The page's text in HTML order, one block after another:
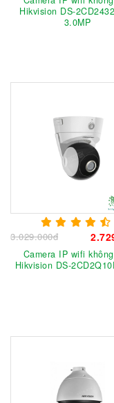
Hikvision DS-
3.0MP
3.029.000đ
Camera IP wifi
Hikvision DS-